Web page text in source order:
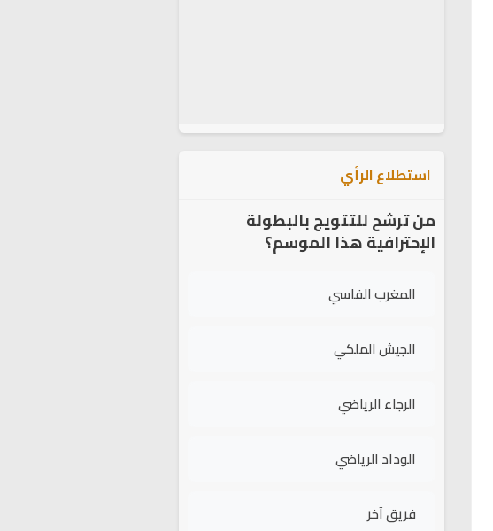
استطلاع الرأي
من ترشح للتتويج بالبطولة
الإحترافية هذا الموسم؟
المغرب الفاسي
الجيش الملكي
الرجاء الرياضي
الوداد الرياضي
فريق آخر